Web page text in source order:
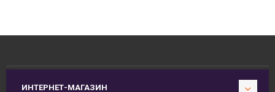
ИНТЕРНЕТ-МАГАЗИН